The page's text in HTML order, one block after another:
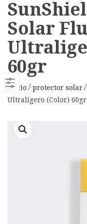
Solar
60gr
Inicio protector solar
Ultraligero (Color) 60gr